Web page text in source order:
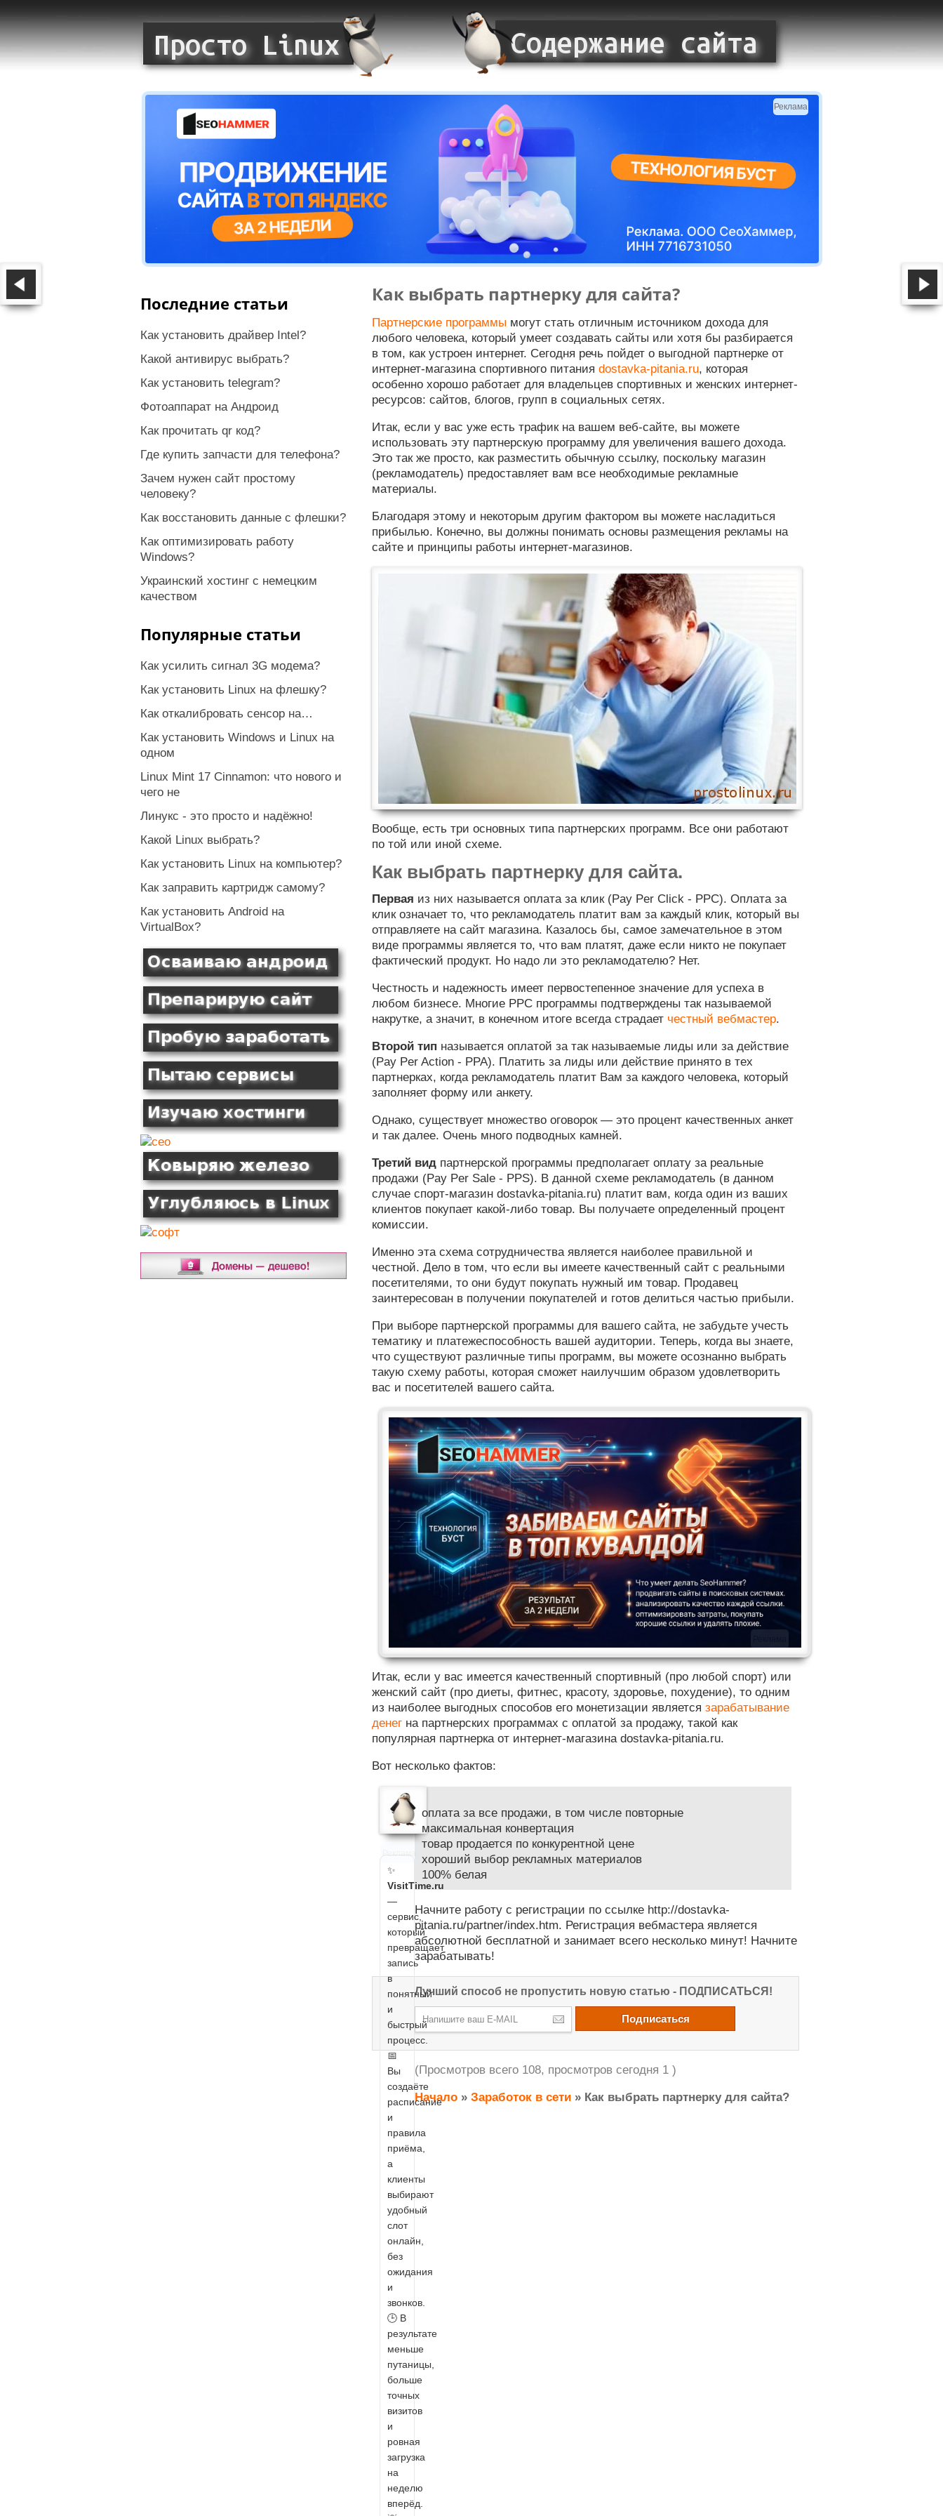
Реклама
Как выбрать партнерку для сайта?
Партнерские программы могут стать отличным источником дохода для
любого человека, который умеет создавать сайты или хотя бы разбирается
в том, как устроен интернет. Сегодня речь пойдет о выгодной партнерке от
интернет-магазина спортивного питания dostavka-pitania.ru, которая
особенно хорошо работает для владельцев спортивных и женских интернет-
ресурсов: сайтов, блогов, групп в социальных сетях.
Итак, если у вас уже есть трафик на вашем веб-сайте, вы можете
использовать эту партнерскую программу для увеличения вашего дохода.
Это так же просто, как разместить обычную ссылку, поскольку магазин
(рекламодатель) предоставляет вам все необходимые рекламные
материалы.
Благодаря этому и некоторым другим фактором вы можете насладиться
прибылью. Конечно, вы должны понимать основы размещения рекламы на
сайте и принципы работы интернет-магазинов.
Вообще, есть три основных типа партнерских программ. Все они работают
по той или иной схеме.
Как выбрать партнерку для сайта.
Первая из них называется оплата за клик (Pay Per Click - PPC). Оплата за
клик означает то, что рекламодатель платит вам за каждый клик, который вы
отправляете на сайт магазина. Казалось бы, самое замечательное в этом
виде программы является то, что вам платят, даже если никто не покупает
фактический продукт. Но надо ли это рекламодателю? Нет.
Честность и надежность имеет первостепенное значение для успеха в
любом бизнесе. Многие PPC программы подтверждены так называемой
накрутке, а значит, в конечном итоге всегда страдает честный вебмастер.
Второй тип называется оплатой за так называемые лиды или за действие
(Pay Per Action - PPA). Платить за лиды или действие принято в тех
партнерках, когда рекламодатель платит Вам за каждого человека, который
заполняет форму или анкету.
Однако, существует множество оговорок — это процент качественных анкет
и так далее. Очень много подводных камней.
Третий вид партнерской программы предполагает оплату за реальные
продажи (Pay Per Sale - PPS). В данной схеме рекламодатель (в данном
случае спорт-магазин dostavka-pitania.ru) платит вам, когда один из ваших
клиентов покупает какой-либо товар. Вы получаете определенный процент
комиссии.
Именно эта схема сотрудничества является наиболее правильной и
честной. Дело в том, что если вы имеете качественный сайт с реальными
посетителями, то они будут покупать нужный им товар. Продавец
заинтересован в получении покупателей и готов делиться частью прибыли.
При выборе партнерской программы для вашего сайта, не забудьте учесть
тематику и платежеспособность вашей аудитории. Теперь, когда вы знаете,
что существуют различные типы программ, вы можете осознанно выбрать
такую схему работы, которая сможет наилучшим образом удовлетворить
вас и посетителей вашего сайта.
Итак, если у вас имеется качественный спортивный (про любой спорт) или
женский сайт (про диеты, фитнес, красоту, здоровье, похудение), то одним
из наиболее выгодных способов его монетизации является зарабатывание
денег на партнерских программах с оплатой за продажу, такой как
популярная партнерка от интернет-магазина dostavka-pitania.ru.
Вот несколько фактов:
Реклама
✨
VisitTime.ru
—
сервис,
который
превращает
запись
в
понятный
и
быстрый
процесс.
📅
Вы
создаёте
расписание
и
правила
приёма,
а
клиенты
выбирают
удобный
слот
онлайн,
без
ожидания
и
звонков.
🕒 В
результате
меньше
путаницы,
больше
точных
визитов
и
ровная
загрузка
на
неделю
вперёд.
оплата за все продажи, в том числе повторные
максимальная конвертация
товар продается по конкурентной цене
хороший выбор рекламных материалов
100% белая
Начните работу с регистрации по ссылке http://dostavka-
pitania.ru/partner/index.htm. Регистрация вебмастера является
абсолютной бесплатной и занимает всего несколько минут! Начните
зарабатывать!
Лучший способ не пропустить новую статью - ПОДПИСАТЬСЯ!
(Просмотров всего 108, просмотров сегодня 1 )
Начало » Заработок в сети » Как выбрать партнерку для сайта?
Последние статьи
Как установить драйвер Intel?
Какой антивирус выбрать?
Как установить telegram?
Фотоаппарат на Андроид
Как прочитать qr код?
Где купить запчасти для телефона?
Зачем нужен сайт простому
человеку?
Как восстановить данные с флешки?
Как оптимизировать работу
Windows?
Украинский хостинг с немецким
качеством
Популярные статьи
Как усилить сигнал 3G модема?
Как установить Linux на флешку?
Как откалибровать сенсор на…
Как установить Windows и Linux на
одном
Linux Mint 17 Cinnamon: что нового и
чего не
Линукс - это просто и надёжно!
Какой Linux выбрать?
Как установить Linux на компьютер?
Как заправить картридж самому?
Как установить Android на
VirtualBox?